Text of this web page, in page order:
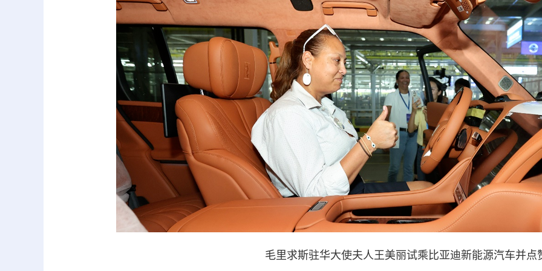
毛里求斯驻华大使夫人王美丽试乘比亚迪新能源汽车并点